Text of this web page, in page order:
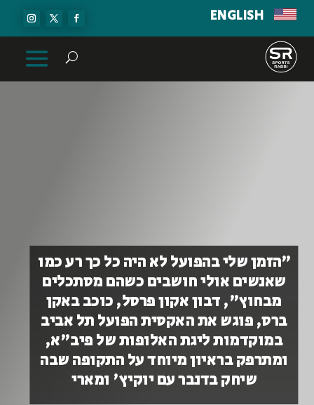
ENGLISH
״הזמן שלי בהפועל לא היה כל כך רע כמו
שאנשים אולי חושבים כשהם מסתכלים
מבחוץ", דבון אקון פרסל, כוכב באקן
ברס, פוגש את האקסית הפועל תל אביב
במוקדמות ליגת האלופות של פיב"א,
ומתרפק בראיון מיוחד על התקופה שבה
שיחק בדנבר עם יוקיץ' ומארי